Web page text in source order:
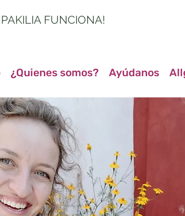
FUNCIONA!
¿Quienes somos? Ayúdanos